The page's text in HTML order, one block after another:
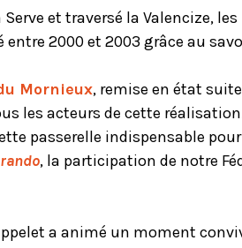
et traversé la Valencize,
2000 et 2003 grâce au
Mornieux, remise en état
les acteurs de cette
passerelle indispensable
, la participation de notre
a animé un moment